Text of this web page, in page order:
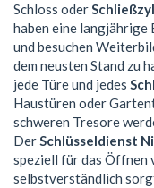
Schloss oder
haben eine
und besuchen
dem neusten Stand zu
jede Türe und jedes
Haustüren oder
schweren Tresore
DerSchlüsseldienst
speziell für das Öffnen
selbstverständlich